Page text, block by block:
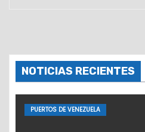
NOTICIAS RECIENTES
PUERTOS DE VENEZUELA